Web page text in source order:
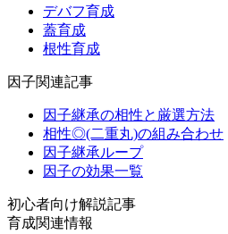
デバフ育成
蓋育成
根性育成
因子関連記事
因子継承の相性と厳選方法
相性◎(二重丸)の組み合わせ
因子継承ループ
因子の効果一覧
初心者向け解説記事
育成関連情報